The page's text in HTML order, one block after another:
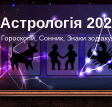
Астрологія
Гороскопи, Сонник, Знаки